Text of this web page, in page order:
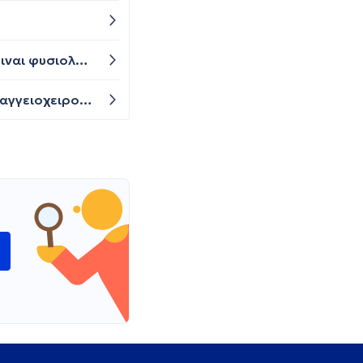
Καλησπερα! ηθελα να ρωτησω,οταν γυρναω τα ματια μου προς την αριστερη πλευρα βλεπως καπως διπλα.. ειναι φυσιολογικο σε ακραια βλεμματικη θεση να υπαρχει αυτη η διπλωπια? γιατι ετσι μου ειχε πει ενας γιατρος.. απο το 2021 το εχω αυτο.. σε συνδυασμο με πονοκεφαλους,ζαλαδες,ταση εμετου οταν γυρναω το κεφαλι μου κτλπ..ειμαι 22 χρ χωρις προβληματα υγειας με μαγμητικη εγκεφαλου καθαρη γεναρη 2020. Μηπως κανω καπως τα ματια μου χωρις να το καταλαβω και βλεπω ετσι;( μονο τερμα αριστερα).Υπαρχει αυτη η πιθανοτητα? δεξια στο πλαι και μπροστα ολα φυσιοολογικα
Καλησπέρα σας εδώ και 2μηνες έχω αυξημένο και συγκεκριμένα 1329 το d dimers πήγα σε πνευμονολογο και αγγειοχειρουργο χωρίς να βρω λύση παρακαλώ βοηθήστε με